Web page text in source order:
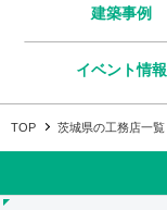
建築事例
イベント情報
TOP 茨城県の工務店一覧